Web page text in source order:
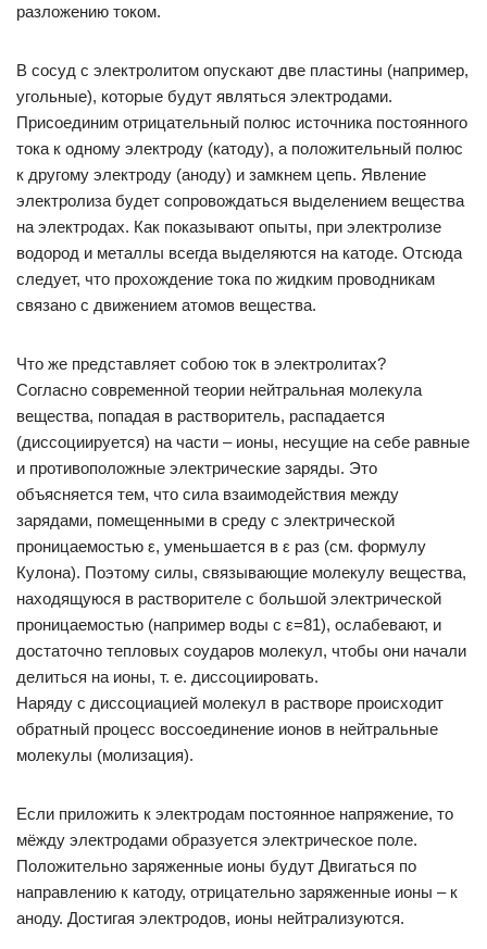
разложению током.
В сосуд с электролитом опускают две пластины (например,
угольные), которые будут являться электродами.
Присоединим отрицательный полюс источника постоянного
тока к одному электроду (катоду), а положительный полюс
к другому электроду (аноду) и замкнем цепь. Явление
электролиза будет сопровождаться выделением вещества
на электродах. Как показывают опыты, при электролизе
водород и металлы всегда выделяются на катоде. Отсюда
следует, что прохождение тока по жидким проводникам
связано с движением атомов вещества.
Что же представляет собою ток в электролитах?
Согласно современной теории нейтральная молекула
вещества, попадая в растворитель, распадается
(диссоциируется) на части – ионы, несущие на себе равные
и противоположные электрические заряды. Это
объясняется тем, что сила взаимодействия между
зарядами, помещенными в среду с электрической
проницаемостью ε, уменьшается в ε раз (см. формулу
Кулона). Поэтому силы, связывающие молекулу вещества,
находящуюся в растворителе с большой электрической
проницаемостью (например воды с ε=81), ослабевают, и
достаточно тепловых соударов молекул, чтобы они начали
делиться на ионы, т. е. диссоциировать.
Наряду с диссоциацией молекул в растворе происходит
обратный процесс воссоединение ионов в нейтральные
молекулы (молизация).
Если приложить к электродам постоянное напряжение, то
мёжду электродами образуется электрическое поле.
Положительно заряженные ионы будут Двигаться по
направлению к катоду, отрицательно заряженные ионы – к
аноду. Достигая электродов, ионы нейтрализуются.